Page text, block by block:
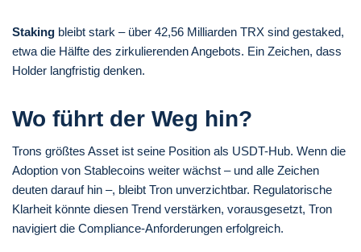
Staking bleibt stark – über 42,56 Milliarden TRX sind gestaked,
etwa die Hälfte des zirkulierenden Angebots. Ein Zeichen, dass
Holder langfristig denken.
Wo führt der Weg hin?
Trons größtes Asset ist seine Position als USDT-Hub. Wenn die
Adoption von Stablecoins weiter wächst – und alle Zeichen
deuten darauf hin –, bleibt Tron unverzichtbar. Regulatorische
Klarheit könnte diesen Trend verstärken, vorausgesetzt, Tron
navigiert die Compliance-Anforderungen erfolgreich.